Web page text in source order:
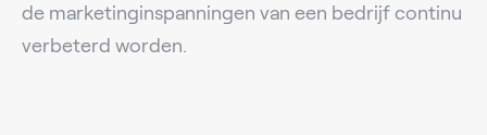
de marketinginspanningen van een bedrijf continu
verbeterd worden.